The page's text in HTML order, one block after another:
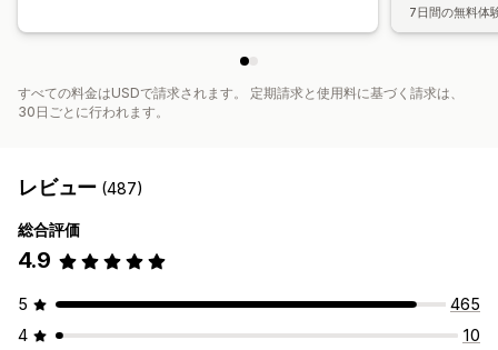
7日間の無料体
すべての料金はUSDで請求されます。 定期請求と使用料に基づく請求は、
30日ごとに行われます。
レビュー (487)
総合評価
4.9
5
465
4
10